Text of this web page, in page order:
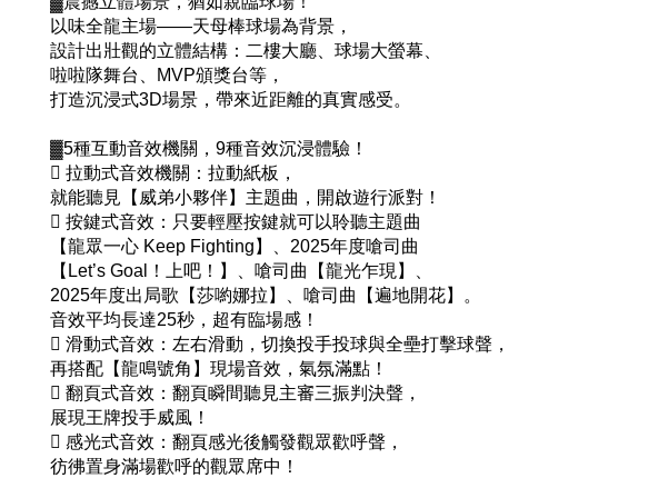
以味全龍主場——天母棒球場為背景，
設計出壯觀的立體結構：二樓大廳、球場大螢幕、
啦啦隊舞台、MVP頒獎台等，
打造沉浸式3D場景，帶來近距離的真實感受。
▓5種互動音效機關，9種音效沉浸體驗！
 拉動式音效機關：拉動紙板，
就能聽見【威弟小夥伴】主題曲，開啟遊行派對！
 按鍵式音效：只要輕壓按鍵就可以聆聽主題曲
【龍眾一心 Keep Fighting】、2025年度嗆司曲
【Let’s Goal！上吧！】、嗆司曲【龍光乍現】、
2025年度出局歌【莎喲娜拉】、嗆司曲【遍地開花】。
音效平均長達25秒，超有臨場感！
 滑動式音效：左右滑動，切換投手投球與全壘打擊球聲，
再搭配【龍鳴號角】現場音效，氣氛滿點！
 翻頁式音效：翻頁瞬間聽見主審三振判決聲，
展現王牌投手威風！
 感光式音效：翻頁感光後觸發觀眾歡呼聲，
彷彿置身滿場歡呼的觀眾席中！